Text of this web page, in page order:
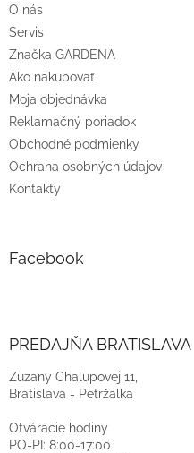
eO nás
Servis
Značka GARDENA
Ako nakupovať
Moja objednávka
Reklamačný poriadok
Obchodné podmienky
Ochrana osobných údajov
Kontakty
Facebook
PREDAJŇA BRATISLAVA
Zuzany Chalupovej 11,
Bratislava - Petržalka
Otváracie hodiny
PO-PI: 8:00-17:00